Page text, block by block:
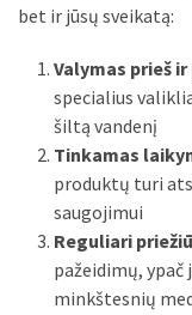
bet ir jūsų sveikatą:
Valymas prieš
specialius
šiltą vandenį
Tinkamas
produktų turi
saugojimui
Reguliari
pažeidimų,
minkštesnių